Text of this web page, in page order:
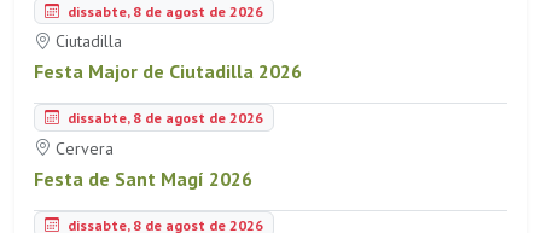
dissabte, 8 de agost de 2026
Ciutadilla
Festa Major de Ciutadilla 2026
dissabte, 8 de agost de 2026
Cervera
Festa de Sant Magí 2026
dissabte, 8 de agost de 2026